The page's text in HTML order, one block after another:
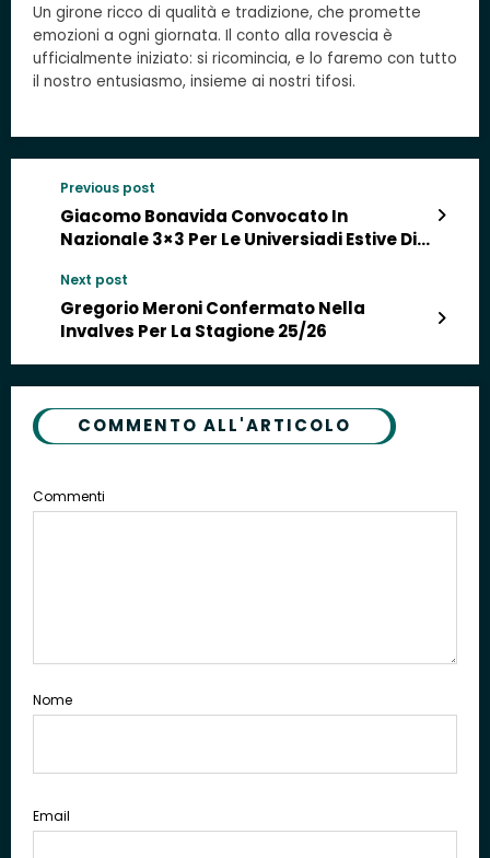
Un girone ricco di qualità e tradizione, che promette
emozioni a ogni giornata. Il conto alla rovescia è
ufficialmente iniziato: si ricomincia, e lo faremo con tutto
il nostro entusiasmo, insieme ai nostri tifosi.
Previous post
Giacomo Bonavida Convocato In
Nazionale 3×3 Per Le Universiadi Estive Di
Next post
Gregorio Meroni Confermato Nella
Invalves Per La Stagione 25/26
COMMENTO ALL'ARTICOLO
Commenti
Nome
Email